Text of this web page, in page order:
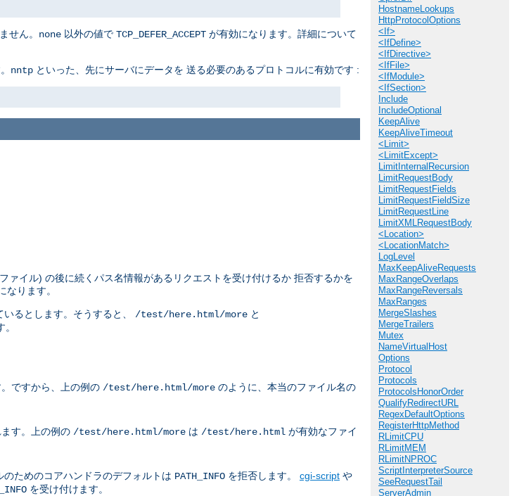
HostnameLookups
HttpProtocolOptions
<If>
<IfDefine>
<IfDirective>
<IfFile>
<IfModule>
<IfSection>
Include
IncludeOptional
KeepAlive
KeepAliveTimeout
<Limit>
<LimitExcept>
LimitInternalRecursion
LimitRequestBody
LimitRequestFields
LimitRequestFieldSize
LimitRequestLine
LimitXMLRequestBody
<Location>
<LocationMatch>
LogLevel
MaxKeepAliveRequests
MaxRangeOverlaps
MaxRangeReversals
MaxRanges
MergeSlashes
MergeTrailers
Mutex
NameVirtualHost
Options
Protocol
Protocols
ProtocolsHonorOrder
QualifyRedirectURL
RegexDefaultOptions
RegisterHttpMethod
RLimitCPU
RLimitMEM
RLimitNPROC
ScriptInterpreterSource
SeeRequestTail
ServerAdmin
せん。 none 以外の値で TCP_DEFER_ACCEPT が有効になります。詳細について
nntp といった、先にサーバにデータを 送る必要のあるプロトコルに有効です :
イル) の後に続くパス名情報があるリクエストを受け付けるか 拒否するかを
なります。
るとします。そうすると、 /test/here.html/more と
ですから、上の例の /test/here.html/more のように、本当のファイル名の
す。上の例の /test/here.html/more は /test/here.html が有効なファイ
ためのコアハンドラのデフォルトは PATH_INFO を拒否します。 cgi-script や
を受け付けます。